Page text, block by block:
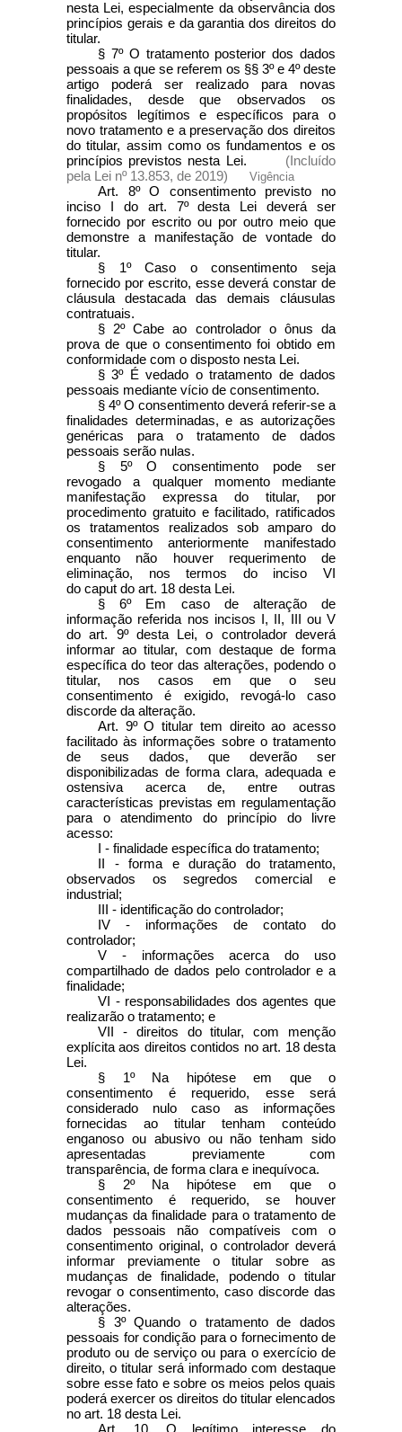
nesta Lei, especialmente da observância dos
princípios gerais e da garantia dos direitos do
titular.
§ 7º O tratamento posterior dos dados
pessoais a que se referem os §§ 3º e 4º deste
artigo poderá ser realizado para novas
finalidades, desde que observados os
propósitos legítimos e específicos para o
novo tratamento e a preservação dos direitos
do titular, assim como os fundamentos e os
princípios previstos nesta Lei. (Incluído
pela Lei nº 13.853, de 2019)
Vigência
Art. 8º O consentimento previsto no
inciso I do art. 7º desta Lei deverá ser
fornecido por escrito ou por outro meio que
demonstre a manifestação de vontade do
titular.
§ 1º Caso o consentimento seja
fornecido por escrito, esse deverá constar de
cláusula destacada das demais cláusulas
contratuais.
§ 2º Cabe ao controlador o ônus da
prova de que o consentimento foi obtido em
conformidade com o disposto nesta Lei.
§ 3º É vedado o tratamento de dados
pessoais mediante vício de consentimento.
§ 4º O consentimento deverá referir-se a
finalidades determinadas, e as autorizações
genéricas para o tratamento de dados
pessoais serão nulas.
§ 5º O consentimento pode ser
revogado a qualquer momento mediante
manifestação expressa do titular, por
procedimento gratuito e facilitado, ratificados
os tratamentos realizados sob amparo do
consentimento anteriormente manifestado
enquanto não houver requerimento de
eliminação, nos termos do inciso VI
do caput do art. 18 desta Lei.
§ 6º Em caso de alteração de
informação referida nos incisos I, II, III ou V
do art. 9º desta Lei, o controlador deverá
informar ao titular, com destaque de forma
específica do teor das alterações, podendo o
titular, nos casos em que o seu
consentimento é exigido, revogá-lo caso
discorde da alteração.
Art. 9º O titular tem direito ao acesso
facilitado às informações sobre o tratamento
de seus dados, que deverão ser
disponibilizadas de forma clara, adequada e
ostensiva acerca de, entre outras
características previstas em regulamentação
para o atendimento do princípio do livre
acesso:
I - finalidade específica do tratamento;
II - forma e duração do tratamento,
observados os segredos comercial e
industrial;
III - identificação do controlador;
IV - informações de contato do
controlador;
V - informações acerca do uso
compartilhado de dados pelo controlador e a
finalidade;
VI - responsabilidades dos agentes que
realizarão o tratamento; e
VII - direitos do titular, com menção
explícita aos direitos contidos no art. 18 desta
Lei.
§ 1º Na hipótese em que o
consentimento é requerido, esse será
considerado nulo caso as informações
fornecidas ao titular tenham conteúdo
enganoso ou abusivo ou não tenham sido
apresentadas previamente com
transparência, de forma clara e inequívoca.
§ 2º Na hipótese em que o
consentimento é requerido, se houver
mudanças da finalidade para o tratamento de
dados pessoais não compatíveis com o
consentimento original, o controlador deverá
informar previamente o titular sobre as
mudanças de finalidade, podendo o titular
revogar o consentimento, caso discorde das
alterações.
§ 3º Quando o tratamento de dados
pessoais for condição para o fornecimento de
produto ou de serviço ou para o exercício de
direito, o titular será informado com destaque
sobre esse fato e sobre os meios pelos quais
poderá exercer os direitos do titular elencados
no art. 18 desta Lei.
Art. 10. O legítimo interesse do